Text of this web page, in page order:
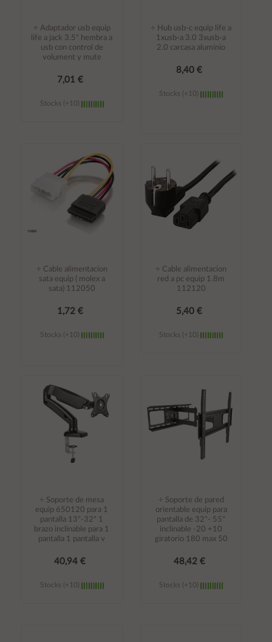
÷ Adaptador usb equip
life a jack 3.5" hembra a
usb con control de
volument y mute
7,01 €
Stocks (+10)
carrito
÷ Hub usb-c equip life a
1xusb-a 3.0 3xusb-a
2.0 carcasa aluminio
8,40 €
Stocks (+10)
÷ Cable alimentacion
sata equip ( molex a
sata) 112050
1,72 €
Stocks (+10)
carrito
÷ Cable alimentacion
red a pc equip 1.8m
112120
5,40 €
Stocks (+10)
carrito
÷ Soporte de mesa
equip 650120 para 1
pantalla 13"-32" 1
brazo inclinable para 1
pantalla 1 pantalla v
40,94 €
Stocks (+10)
÷ Soporte de pared
orientable equip para
pantalla de 32"- 55"
inclinable -20 +10
giratorio 180 max 50
48,42 €
Stocks (+10)